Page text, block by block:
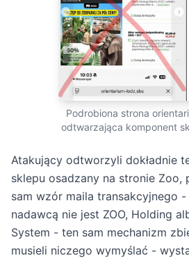
Podrobiona strona
odtwarzająca komponent
Atakujący odtworzyli dokładnie
sklepu osadzany na stronie
sam wzór maila transakcyjnego
nadawcą nie jest ZOO, Holding
System - ten sam mechanizm
musieli niczego wymyślać -